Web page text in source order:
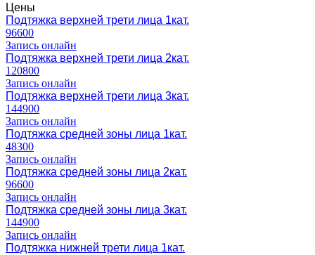
Цены
Подтяжка верхней трети лица 1кат.
96600
Запись онлайн
Подтяжка верхней трети лица 2кат.
120800
Запись онлайн
Подтяжка верхней трети лица 3кат.
144900
Запись онлайн
Подтяжка средней зоны лица 1кат.
48300
Запись онлайн
Подтяжка средней зоны лица 2кат.
96600
Запись онлайн
Подтяжка средней зоны лица 3кат.
144900
Запись онлайн
Подтяжка нижней трети лица 1кат.